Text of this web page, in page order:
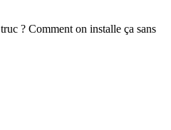
? Comment on installe ça sans